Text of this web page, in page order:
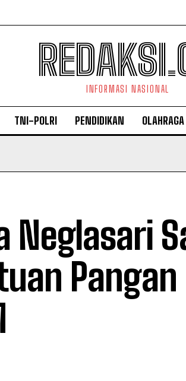
INFORMASI NASIONAL
TNI-POLRI PENDIDIKAN OLAHRAGA
Neglasari